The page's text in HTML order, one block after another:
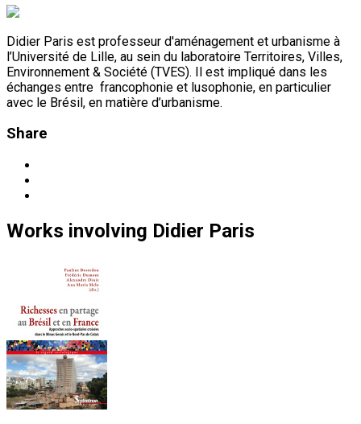
Didier Paris est professeur d'aménagement et urbanisme à
l’Université de Lille, au sein du laboratoire Territoires, Villes,
Environnement & Société (TVES). Il est impliqué dans les
échanges entre francophonie et lusophonie, en particulier
avec le Brésil, en matière d’urbanisme.
Share
Works involving Didier Paris